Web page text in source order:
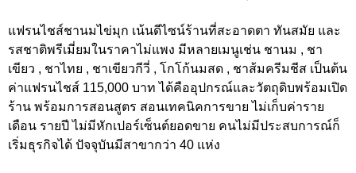
แฟรนไชส์ชานมไข่มุก เน้นดีไซน์ร้านที่สะอาดตา ทันสมัย และ
รสชาติพรีเมี่ยมในราคาไม่แพง มีหลายเมนูเช่น ชานม , ชา
เขียว , ชาไทย , ชาเขียวกีวี่ , โกโก้นมสด , ชาส้มครีมชีส เป็นต้น
ค่าแฟรนไชส์ 115,000 บาท ได้คืออุปกรณ์และวัตถุดิบพร้อมเปิด
ร้าน พร้อมการสอนสูตร สอนเทคนิคการขาย ไม่เก็บค่าราย
เดือน รายปี ไม่มีหักเปอร์เซ็นต์ยอดขาย คนไม่มีประสบการณ์ก็
เริ่มธุรกิจได้ ปัจจุบันมีสาขากว่า 40 แห่ง